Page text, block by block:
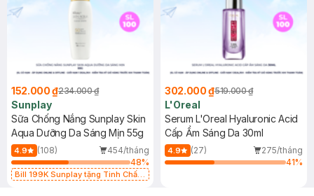
152.000 ₫234.000 ₫
Sunplay
Sữa Chống Nắng Sunplay Skin
Aqua Dưỡng Da Sáng Mịn 55g
4.9 (108)
454/tháng
48%
Bill 199K Sunplay tặng Tinh Chất
302.000 ₫519.000 ₫
L'Oreal
Serum L'Oreal Hyaluronic Acid
Cấp Ẩm Sáng Da 30ml
4.9 (27)
275/tháng
41%